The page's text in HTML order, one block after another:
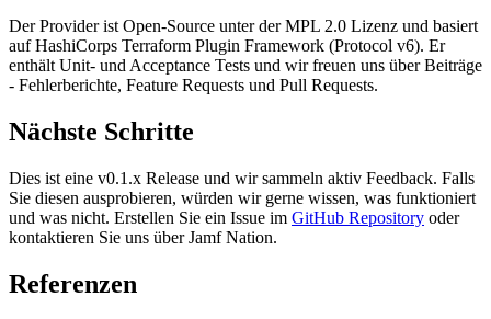
Der Provider ist Open-Source unter der MPL 2.0 Lizenz und basiert
auf HashiCorps Terraform Plugin Framework (Protocol v6). Er
enthält Unit- und Acceptance Tests und wir freuen uns über Beiträge
- Fehlerberichte, Feature Requests und Pull Requests.
Nächste Schritte
Dies ist eine v0.1.x Release und wir sammeln aktiv Feedback. Falls
Sie diesen ausprobieren, würden wir gerne wissen, was funktioniert
und was nicht. Erstellen Sie ein Issue im GitHub Repository oder
kontaktieren Sie uns über Jamf Nation.
Referenzen